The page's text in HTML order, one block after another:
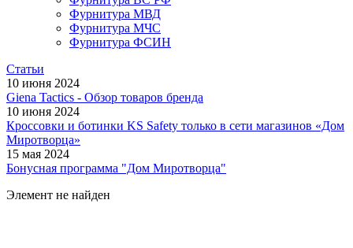
Фурнитура МВД
Фурнитура МЧС
Фурнитура ФСИН
Статьи
10 июня 2024
Giena Tactics - Обзор товаров бренда
10 июня 2024
Кроссовки и ботинки KS Safety только в сети магазинов «Дом
Миротворца»
15 мая 2024
Бонусная программа "Дом Миротворца"
Элемент не найден